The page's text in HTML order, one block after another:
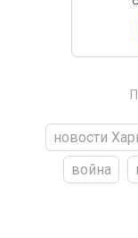
новости
война